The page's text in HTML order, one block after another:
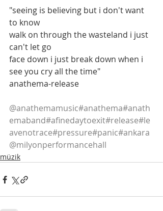
"seeing is believing but i don't want
to know
walk on through the wasteland i just
can't let go
face down i just break down when i
see you cry all the time"
anathema-release
@anathemamusic#anathema#anath
emaband#afinedaytoexit#release#le
avenotrace#pressure#panic#ankara
@milyonperformancehall
müzik